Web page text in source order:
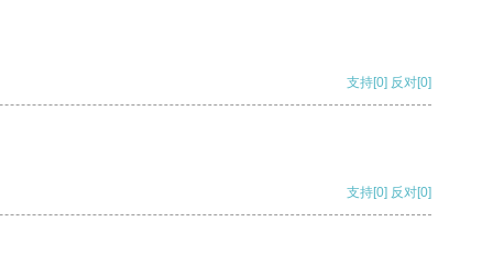
支持[0] 反对[0]
支持[0] 反对[0]